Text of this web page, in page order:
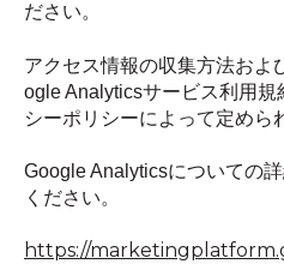
ださい。
アクセス情報の収集方法およ
ogle Analyticsサービス利用
シーポリシーによって定めら
Google Analyticsについての
ください。
https://